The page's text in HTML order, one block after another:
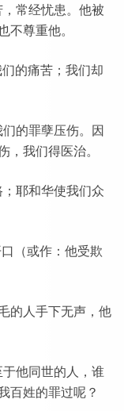
常经忧患。他被
不尊重他。
的痛苦；我们却
的罪孽压伤。因
，我们得医治。
耶和华使我们众
（或作：他受欺
的人手下无声，他
他同世的人，谁
百姓的罪过呢？